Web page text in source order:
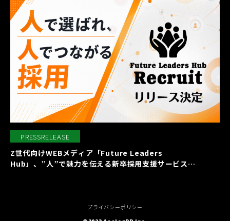
PRESSRELEASE
Z世代向けWEBメディア「Future Leaders
Hub」、”人”で魅力を伝える新卒採用支援サービス
プライバシーポリシー